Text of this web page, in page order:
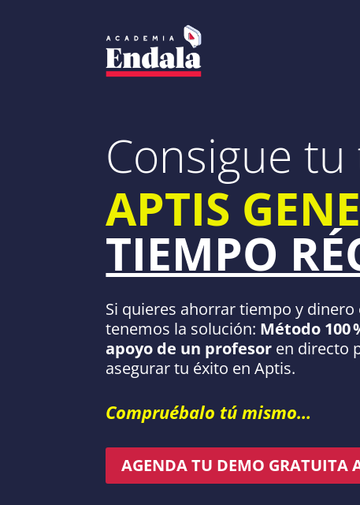
Consigue
APTIS
TIEMPO
Si quieres ahorrar tiempo y
tenemos la solución: Método 100
apoyo de un profesor en directo
asegurar tu éxito en Aptis.
Compruébalo tú mismo…
AGENDA TU DEMO GRATUITA